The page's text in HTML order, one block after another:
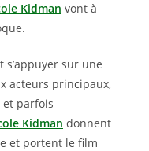
Kidman vont à
s’appuyer sur une
acteurs principaux,
parfois
Kidman donnent
et portent le film